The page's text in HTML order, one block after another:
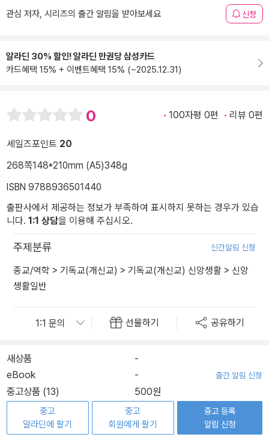
관심 저자, 시리즈의 출간 알림을 받아보세요 신청
알라딘 30% 할인! 알라딘 만권당 삼성카드
카드혜택 15% + 이벤트혜택 15% (~2025.12.31)
0 100자평 0편 리뷰 0편
세일즈포인트 20
268쪽148*210mm (A5)348g
ISBN 9788936501440
출판사에서 제공하는 정보가 부족하여 표시하지 못하는 경우가 있습
니다. 1:1 상담을 이용해 주십시오.
주제분류 신간알림 신청
종교/역학 > 기독교(개신교) > 기독교(개신교) 신앙생활 > 신앙
생활일반
선물하기 공유하기
새상품
-
eBook
- 출간 알림 신청
중고상품 (13) 500원
중고
알라딘에 팔기
중고
회원에게 팔기
중고 등록
알림 신청